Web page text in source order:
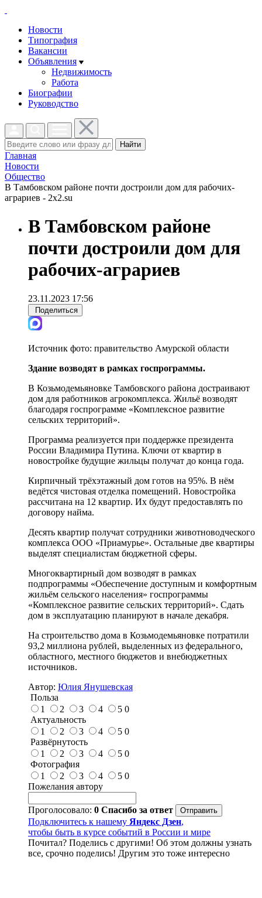
Новости
Типография
Вакансии
Объявления
Недвижимость
Работа
Биографии
Руководство
Найти
Главная
Новости
Общество
В Тамбовском районе почти достроили дом для рабочих-
аграриев - 2x2.su
В Тамбовском районе
почти достроили дом для
рабочих-аграриев
23.11.2023 17:56
Поделиться
Источник фото: правительство Амурской области
Здание возводят в рамках госпрограммы.
В Козьмодемьяновке Тамбовского района достраивают
дом для работников агрокомплекса. Жильё возводят
благодаря госпрограмме «Комплексное развитие
сельских территорий».
Программа реализуется при поддержке президента
России Владимира Путина. Ключи от квартир в
новостройке будущие жильцы получат до конца года.
Кирпичный трёхэтажный дом готов на 95%. В нём
ведётся чистовая отделка помещений. Новостройка
рассчитана на 12 квартир. Их будут предоставлять по
договору найма.
Десять квартир получат сотрудники животноводческого
комплекса ООО «Приамурье». Остальные две квартиры
выделят специалистам бюджетной сферы.
Многоквартирный дом возводят в рамках
подпрограммы «Обеспечение доступным и комфортным
жильём сельского населения» госпрограммы
«Комплексное развитие сельских территорий». Сдать
дом в эксплуатацию планируют в начале декабря.
На строительство дома в Козьмодемьяновке потратили
93,2 миллиона рублей, выделенных из федерального,
областного, местного бюджетов и внебюджетных
источников.
Автор: Юлия Янушевская
Польза
1
2 3 4 5 0
Актуальность
1
2 3 4 5 0
Развёрнутость
1
2 3 4 5 0
Фотография
1
2 3 4 5 0
Пожелания автору
Проголосовало: 0 Спасибо за ответ
Подключитесь к нашему Яндекс Дзен,
чтобы быть в курсе событий в России и мире
Почитал? Поделись с другими! Об этом должны узнать
все, срочно поделись! Другим это тоже интересно